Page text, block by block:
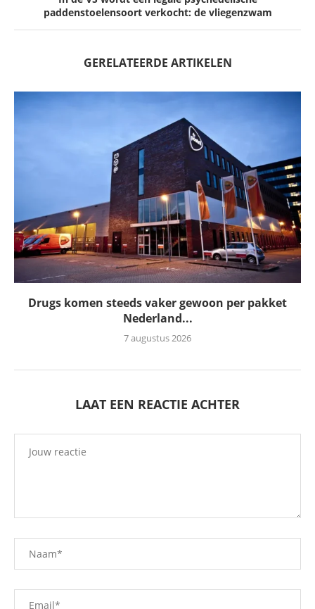
paddenstoelensoort verkocht: de vliegenzwam
GERELATEERDE ARTIKELEN
Drugs komen steeds vaker gewoon per pakket
Nederland...
7 augustus 2026
LAAT EEN REACTIE ACHTER